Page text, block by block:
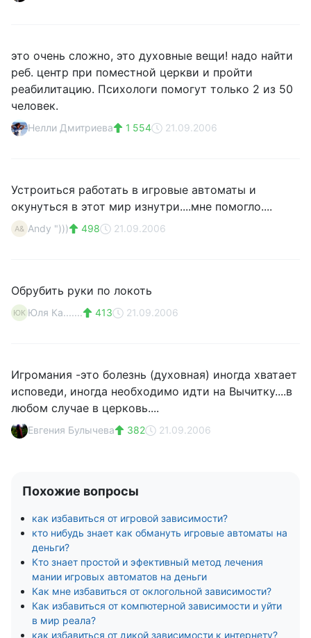
это очень сложно, это духовные вещи! надо найти
реб. центр при поместной церкви и пройти
реабилитацию. Психологи помогут только 2 из 50
человек.
Нелли Дмитриева 1 554 21.09.2006
Устроиться работать в игровые автоматы и
окунуться в этот мир изнутри....мне помогло....
A& Andy "))) 498 21.09.2006
Обрубить руки по локоть
ЮК Юля Ка....... 413 21.09.2006
Игромания -это болезнь (духовная) иногда хватает
исповеди, иногда необходимо идти на Вычитку....в
любом случае в церковь....
Евгения Булычева 382 21.09.2006
Похожие вопросы
как избавиться от игровой зависимости?
кто нибудь знает как обмануть игровые автоматы на
деньги?
Кто знает простой и эфективный метод лечения
мании игровых автоматов на деньги
Как мне избавиться от оклогольной зависимости?
Как избавиться от компютерной зависимости и уйти
в мир реала?
как избавиться от дикой зависимости к интернету?